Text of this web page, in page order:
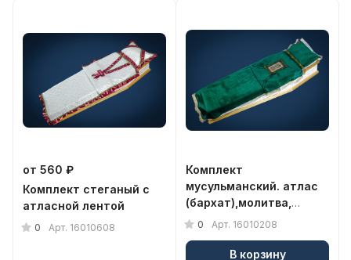
от 560 ₽
Комплект стеганый с
атласной лентой
0 Арт. 16010608
Комплект
мусульманский. атлас
(бархат),молитва,
п+н(98767) (Бархат)
0 Арт. 16010208
В корзину